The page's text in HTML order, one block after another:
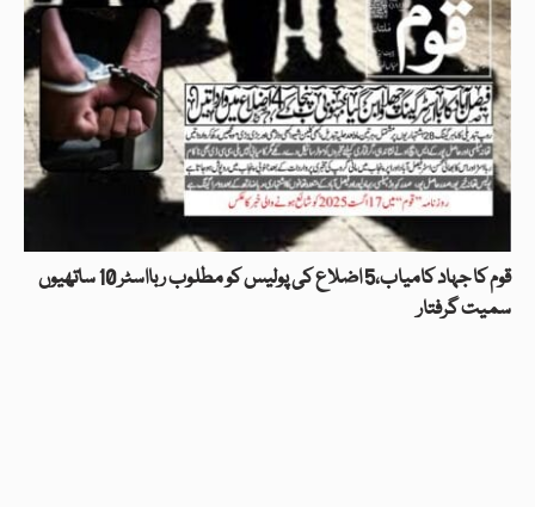
قوم کا جہاد کامیاب،5 اضلاع کی پولیس کو مطلوب ربااسٹر 10 ساتھیوں
سمیت گرفتار